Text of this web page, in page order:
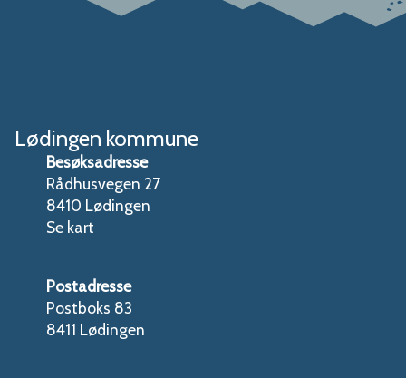
Lødingen kommune
Besøksadresse
Rådhusvegen 27
8410 Lødingen
Se kart
Postadresse
Postboks 83
8411 Lødingen